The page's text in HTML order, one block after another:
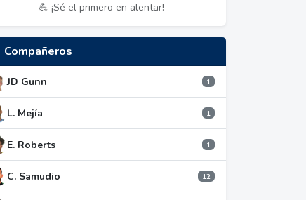
💪 ¡Sé el primero en alentar!
Compañeros
JD Gunn 1
L. Mejía 1
E. Roberts 1
C. Samudio 12